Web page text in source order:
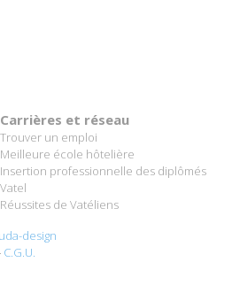
Carrières et réseau
Trouver un emploi
Meilleure école hôtelière
Insertion professionnelle des diplômés
Vatel
Réussites de Vatéliens
design
C.G.U.